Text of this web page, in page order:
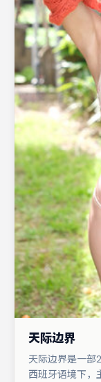
天际边界
天际边界是一部
西班牙语境下，